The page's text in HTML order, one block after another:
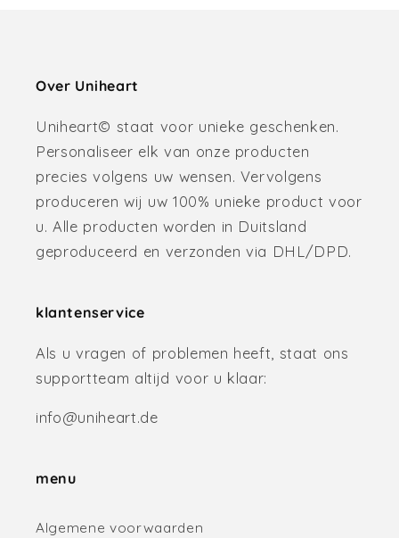
Over Uniheart
Uniheart© staat voor unieke geschenken.
Personaliseer elk van onze producten
precies volgens uw wensen. Vervolgens
produceren wij uw 100% unieke product voor
u. Alle producten worden in Duitsland
geproduceerd en verzonden via DHL/DPD.
klantenservice
Als u vragen of problemen heeft, staat ons
supportteam altijd voor u klaar:
info@uniheart.de
menu
Algemene voorwaarden